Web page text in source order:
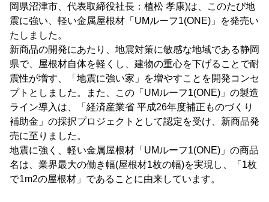
岡県沼津市、代表取締役社長：植松 孝康)は、このたび地
震に強い、軽い金属屋根材「UMルーフ1(ONE)」を発売い
たしました。
新商品の開発にあたり、地震対策に敏感な地域である静岡
県で、屋根材自体を軽くし、建物の重心を下げることで耐
震性が増す、「地震に強い家」を増やすことを開発コンセ
プトとしました。また、この「UMルーフ1(ONE)」の製造
ライン導入は、「経済産業省 平成26年度補正ものづくり
補助金」の採択プロジェクトとして認定を受け、新商品発
売に至りました。
地震に強く、軽い金属屋根材「UMルーフ1(ONE)」の商品
名は、業界最大の働き幅(屋根材1枚の幅)を実現し、「1枚
で1m2の屋根材」であることに由来しています。